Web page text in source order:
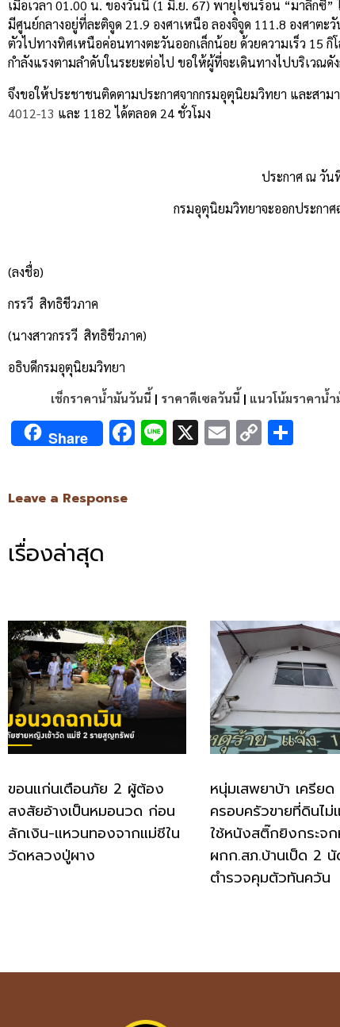
เมื่อเวลา 01.00 น. ของวันนี้ (1 มิ.ย. 67) พายุโซนร้อน “มาลิกซี
มีศูนย์กลางอยู่ที่ละติจูด 21.9 องศาเหนือ ลองจิจูด 11 1 .8 องศาตะ
ตัวไปทางทิศเหนือค่อนทางตะวันออกเล็กน้อย ด้วยความเร็ว 15
กำลังแรงตามลำดับในระยะต่อไป ขอให้ผู้ที่จะเดินทางไปบริเวณ
จึงขอให้ประชาชนติดตามประกาศจากกรมอุตุนิยมวิทยา และสา
4012-13 และ 1182ได้ตลอด 24ชั่วโมง
ประกาศ ณ วัน
กรมอุตุนิยมวิทยาจะออกประกา
(ลงชื่อ)
กรรวี สิทธิชีวภาค
(นางสาวกรรวี สิทธิชีวภาค)
อธิบดีกรมอุตุนิยมวิทยา
เช็กราคาน้ำมันวันนี้ | ราคาดีเซลวันนี้ | แนวโน้มราคาน้ำ
Share Facebook
Line
X Email
Copy
Leave a Response
เรื่องล่าสุด
ขอนแก่นเตือนภัย 2 ผู้ต้อง
สงสัยอ้างเป็นหมอนวด ก่อน
ลักเงิน-แหวนทองจากแม่ชีใน
วัดหลวงปู่ผาง
หนุ่มเสพยาบ้า เครียด
ครอบครัวขายที่ดินไม่
ใช้หนังสติ๊กยิงกระจ
ผกก.สภ.บ้านเป็ด 2
ตำรวจคุมตัวทันควัน